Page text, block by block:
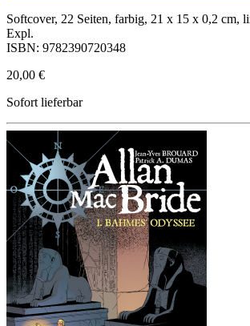
Softcover, 22 Seiten, farbig, 21 x 15 x 0,2 cm,
Expl.
ISBN: 9782390720348
20,00 €
Sofort lieferbar